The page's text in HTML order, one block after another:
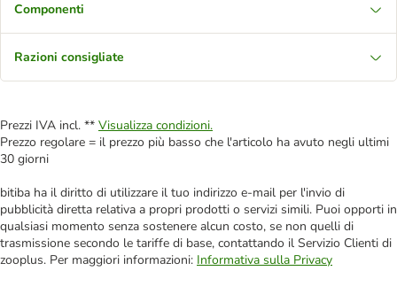
Componenti
Razioni consigliate
Prezzi IVA incl. ** Visualizza condizioni.
Prezzo regolare = il prezzo più basso che l'articolo ha avuto negli ultimi
30 giorni
bitiba ha il diritto di utilizzare il tuo indirizzo e-mail per l'invio di
pubblicità diretta relativa a propri prodotti o servizi simili. Puoi opporti in
qualsiasi momento senza sostenere alcun costo, se non quelli di
trasmissione secondo le tariffe di base, contattando il Servizio Clienti di
zooplus. Per maggiori informazioni: Informativa sulla Privacy